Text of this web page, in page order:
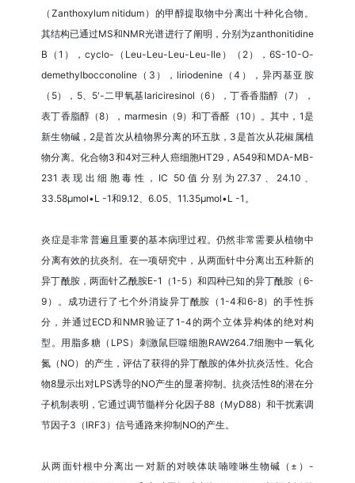
（Zanthoxylum nitidum）的甲醇提取物中分离出十种化合物。
其结构已通过MS和NMR光谱进行了阐明，分别为zanthonitidine
B（1），cyclo-（Leu-Leu-Leu-Leu-Ile）（2），6S-10-O-
demethylbocconoline（3），liriodenine（4），异丙基亚胺
（5），5、5'-二甲氧基lariciresinol（6），丁香香脂醇（7），
表丁香脂醇（8），marmesin（9）和丁香醛（10）。其中，1是
新生物碱，2是首次从植物界分离的环五肽，3是首次从花椒属植
物分离。化合物3和4对三种人癌细胞HT29，A549和MDA-MB-
231表现出细胞毒性，IC 50值分别为27.37、24.10、
33.58μmol•L -1和9.12、6.05、11.35μmol•L -1。
炎症是非常普遍且重要的基本病理过程。仍然非常需要从植物中
分离有效的抗炎剂。在一项研究中，从两面针中分离出五种新的
异丁酰胺，两面针乙酰胺E-1（1-5）和四种已知的异丁酰胺（6-
9）。成功进行了七个外消旋异丁酰胺（1-4和6-8）的手性拆
分，并通过ECD和NMR验证了1-4的两个立体异构体的绝对构
型。用脂多糖（LPS）刺激鼠巨噬细胞RAW264.7细胞中一氧化
氮（NO）的产生，评估了获得的异丁酰胺的体外抗炎活性。化合
物8显示出对LPS诱导的NO产生的显著抑制。抗炎活性8的潜在分
子机制表明，它通过调节髓样分化因子88（MyD88）和干扰素调
节因子3（IRF3）信号通路来抑制NO的产生。
从两面针根中分离出一对新的对映体呋喃喹啉生物碱（±）-